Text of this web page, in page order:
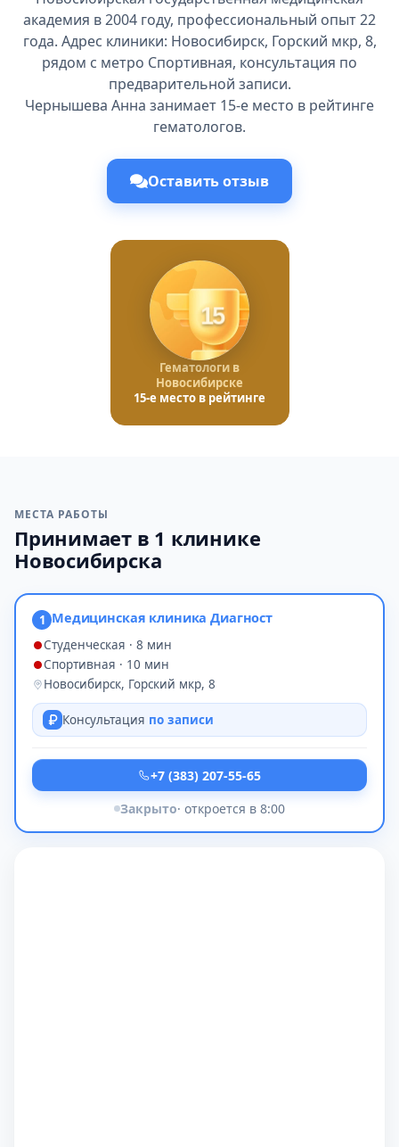
академия в 2004 году, профессиональный опыт 22
года. Адрес клиники: Новосибирск, Горский мкр, 8,
рядом с метро Спортивная, консультация по
предварительной записи.
Чернышева Анна занимает 15-е место в рейтинге
гематологов.
Оставить отзыв
15
Гематологи в
Новосибирске
15-е место в рейтинге
МЕСТА РАБОТЫ
Принимает в 1 клинике
Новосибирска
1 Медицинская клиника Диагност
Студенческая · 8 мин
Спортивная · 10 мин
Новосибирск, Горский мкр, 8
Консультация по записи
+7 (383) 207-55-65
Закрыто· откроется в 8:00